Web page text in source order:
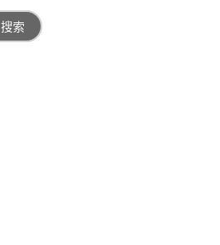
搜索